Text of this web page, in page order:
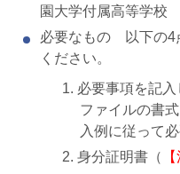
園大学付属高等学
必要なもの 以下の4
ください。
必要事項を記
ファイルの書
入例に従って
身分証明書（